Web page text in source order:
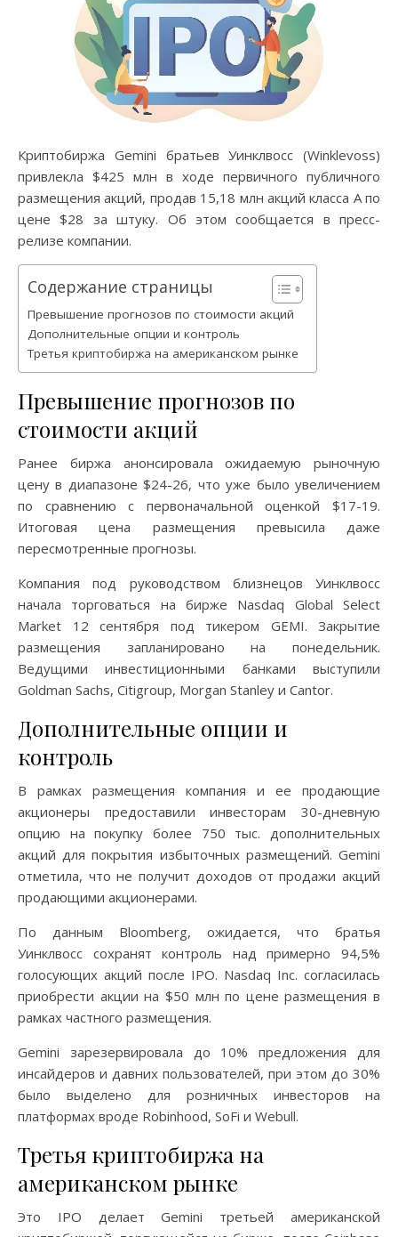
Криптобиржа Gemini братьев Уинклвосс (Winklevoss)
привлекла $425 млн в ходе первичного публичного
размещения акций, продав 15,18 млн акций класса A по
цене $28 за штуку. Об этом сообщается в пресс-
релизе компании.
Содержание страницы
Превышение прогнозов по стоимости акций
Дополнительные опции и контроль
Третья криптобиржа на американском рынке
Превышение прогнозов по
стоимости акций
Ранее биржа анонсировала ожидаемую рыночную
цену в диапазоне $24-26, что уже было увеличением
по сравнению с первоначальной оценкой $17-19.
Итоговая цена размещения превысила даже
пересмотренные прогнозы.
Компания под руководством близнецов Уинклвосс
начала торговаться на бирже Nasdaq Global Select
Market 12 сентября под тикером GEMI. Закрытие
размещения запланировано на понедельник.
Ведущими инвестиционными банками выступили
Goldman Sachs, Citigroup, Morgan Stanley и Cantor.
Дополнительные опции и
контроль
В рамках размещения компания и ее продающие
акционеры предоставили инвесторам 30-дневную
опцию на покупку более 750 тыс. дополнительных
акций для покрытия избыточных размещений. Gemini
отметила, что не получит доходов от продажи акций
продающими акционерами.
По данным Bloomberg, ожидается, что братья
Уинклвосс сохранят контроль над примерно 94,5%
голосующих акций после IPO. Nasdaq Inc. согласилась
приобрести акции на $50 млн по цене размещения в
рамках частного размещения.
Gemini зарезервировала до 10% предложения для
инсайдеров и давних пользователей, при этом до 30%
было выделено для розничных инвесторов на
платформах вроде Robinhood, SoFi и Webull.
Третья криптобиржа на
американском рынке
Это IPO делает Gemini третьей американской